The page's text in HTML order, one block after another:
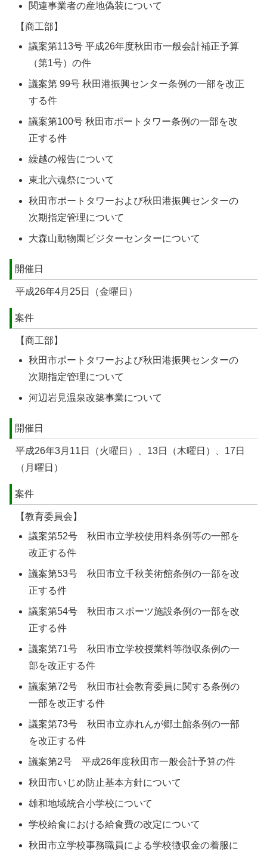
関連事業者の産地偽装について
【商工部】
議案第113号 平成26年度秋田市一般会計補正予算
（第1号）の件
議案第 99号 秋田港振興センター条例の一部を改正
する件
議案第100号 秋田市ポートタワー条例の一部を改
正する件
繰越の報告について
東北六魂祭について
秋田市ポートタワーおよび秋田港振興センターの
次期指定管理について
大森山動物園ビジターセンターについて
開催日
平成26年4月25日（金曜日）
案件
【商工部】
秋田市ポートタワーおよび秋田港振興センターの
次期指定管理について
河辺岩見温泉改築事業について
開催日
平成26年3月11日（火曜日）、13日（木曜日）、17日
（月曜日）
案件
【教育委員会】
議案第52号 秋田市立学校使用料条例等の一部を
改正する件
議案第53号 秋田市立千秋美術館条例の一部を改
正する件
議案第54号 秋田市スポーツ施設条例の一部を改
正する件
議案第71号 秋田市立学校授業料等徴収条例の一
部を改正する件
議案第72号 秋田市社会教育委員に関する条例の
一部を改正する件
議案第73号 秋田市立赤れんが郷土館条例の一部
を改正する件
議案第2号 平成26年度秋田市一般会計予算の件
秋田市いじめ防止基本方針について
雄和地域統合小学校について
学校給食における給食費の改定について
秋田市立学校事務職員による学校徴収金の着服に